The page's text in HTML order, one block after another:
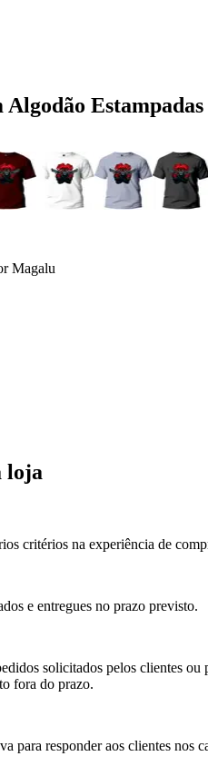
Algodão
Magalu
loja
critérios na experiência de
e entregues no prazo previsto.
solicitados pelos clientes
fora do prazo.
para responder aos clientes nos